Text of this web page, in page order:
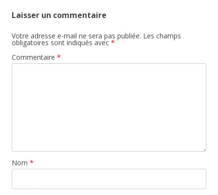
Laisser un commentaire
Votre adresse e-mail ne sera pas publiée. Les champs
obligatoires sont indiqués avec *
Commentaire *
Nom *